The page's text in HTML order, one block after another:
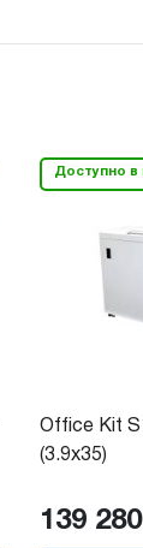
Доступно в
Office Kit
(3.9x35)
139 280